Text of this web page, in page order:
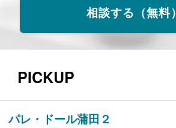
相談する（無料）
PICKUP
パレ・ドール蒲田２